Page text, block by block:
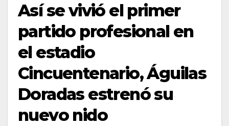
Así se vivió el primer
partido profesional en
el estadio
Cincuentenario, Águilas
Doradas estrenó su
nuevo nido